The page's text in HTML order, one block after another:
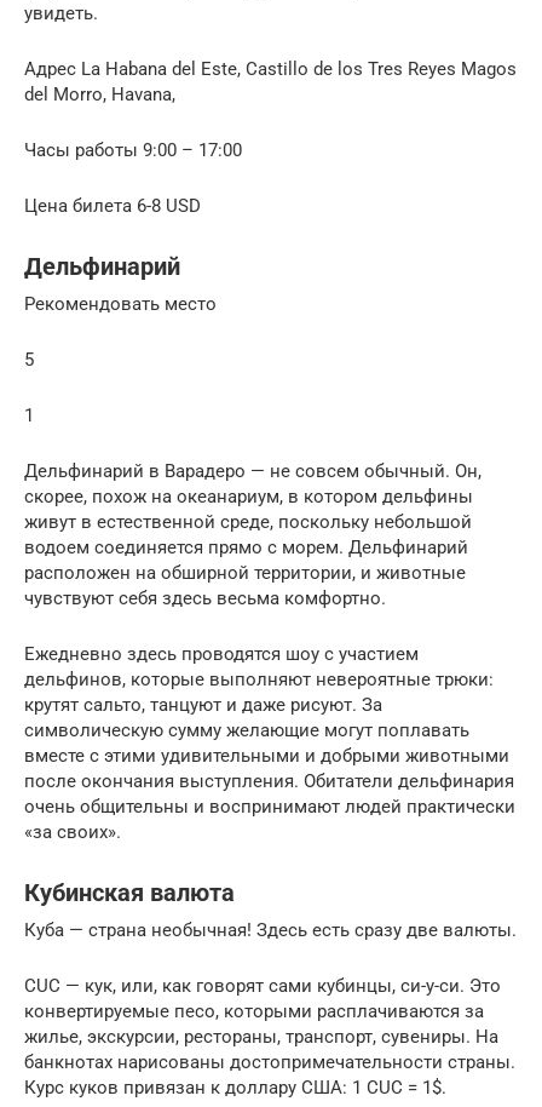
увидеть.
Адрес La Habana del Este, Castillo de los Tres Reyes Magos
del Morro, Havana,
Часы работы 9:00 – 17:00
Цена билета 6-8 USD
Дельфинарий
Рекомендовать место
5
1
Дельфинарий в Варадеро — не совсем обычный. Он,
скорее, похож на океанариум, в котором дельфины
живут в естественной среде, поскольку небольшой
водоем соединяется прямо с морем. Дельфинарий
расположен на обширной территории, и животные
чувствуют себя здесь весьма комфортно.
Ежедневно здесь проводятся шоу с участием
дельфинов, которые выполняют невероятные трюки:
крутят сальто, танцуют и даже рисуют. За
символическую сумму желающие могут поплавать
вместе с этими удивительными и добрыми животными
после окончания выступления. Обитатели дельфинария
очень общительны и воспринимают людей практически
«за своих».
Кубинская валюта
Куба — страна необычная! Здесь есть сразу две валюты.
CUC — кук, или, как говорят сами кубинцы, си-у-си. Это
конвертируемые песо, которыми расплачиваются за
жилье, экскурсии, рестораны, транспорт, сувениры. На
банкнотах нарисованы достопримечательности страны.
Курс куков привязан к доллару США: 1 CUC = 1$.